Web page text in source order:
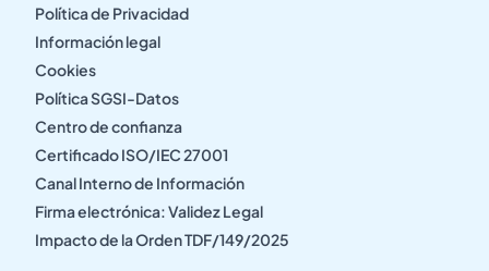
Política de Privacidad
Información legal
Cookies
Política SGSI-Datos
Centro de confianza
Certificado ISO/IEC 27001
Canal Interno de Información
Firma electrónica: Validez Legal
Impacto de la Orden TDF/149/2025